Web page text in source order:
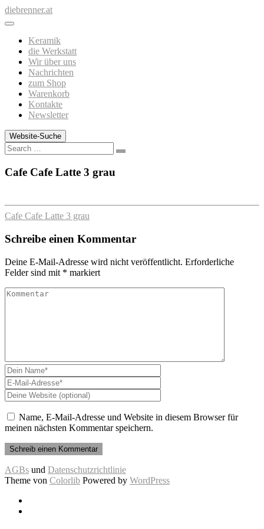
Zum
Inhalt
diebrenner.at
Keramik
die Werkstatt
Wir über uns
Nachrichten
zum Shop
Warenkorb
Kontakte
Newsletter
Website-Suche
Search
Cafe Cafe Latte 3 grau
Cafe Cafe Latte 3 grau
Schreibe einen Kommentar
Deine E-Mail-Adresse wird nicht veröffentlicht. Erforderliche
Felder sind mit * markiert
Name, E-Mail-Adresse und Website in diesem Browser für
meinen nächsten Kommentar speichern.
AGBs und Datenschutzrichtlinie
Theme von Colorlib Powered by WordPress